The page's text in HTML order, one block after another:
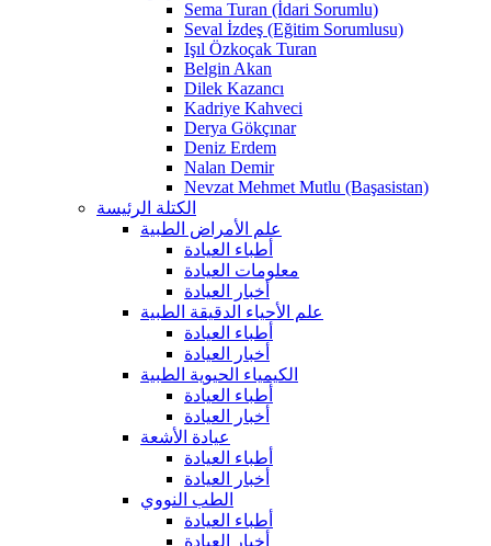
Sema Turan (İdari Sorumlu)
Seval İzdeş (Eğitim Sorumlusu)
Işıl Özkoçak Turan
Belgin Akan
Dilek Kazancı
Kadriye Kahveci
Derya Gökçınar
Deniz Erdem
Nalan Demir
Nevzat Mehmet Mutlu (Başasistan)
الكتلة الرئيسة
علم الأمراض الطبية
أطباء العيادة
معلومات العيادة
أخبار العيادة
علم الأحياء الدقيقة الطبية
أطباء العيادة
أخبار العيادة
الكيمياء الحيوية الطبية
أطباء العيادة
أخبار العيادة
عيادة الأشعة
أطباء العيادة
أخبار العيادة
الطب النووي
أطباء العيادة
أخبار العيادة